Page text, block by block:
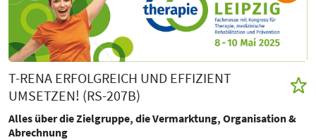
T-RENA ERFOLGREICH UND EFFIZIENT
UMSETZEN! (RS-207B)
Alles über die Zielgruppe, die Vermarktung, Organisation &
Abrechnung